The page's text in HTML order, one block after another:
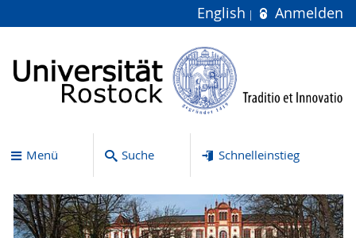
English Anmelden
Menü Suche Schnelleinstieg